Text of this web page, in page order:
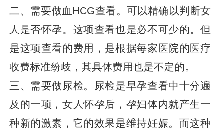
二、需要做血HCG查看。可以精确以判断女
人是否怀孕。这项查看也是必不可少的。但
是这项查看的费用，是根据每家医院的医疗
收费标准纷歧，其具体费用也是不定的。
三、需要做尿检。尿检是早孕查看中十分遍
及的一项，女人怀孕后，孕妇体内就产生一
种新的激素，它的效果是维持妊娠。而这种